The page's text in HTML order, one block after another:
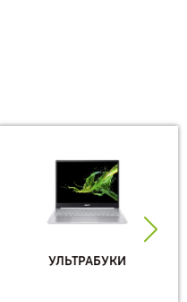
УЛЬТРАБУКИ